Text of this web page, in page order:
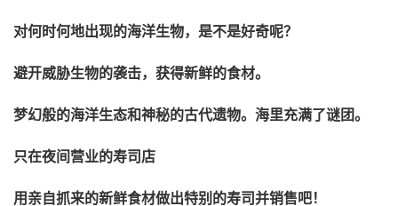
对何时何地出现的海洋生物，是不是好奇呢？
避开威胁生物的袭击，获得新鲜的食材。
梦幻般的海洋生态和神秘的古代遗物。海里充满了谜团。
只在夜间营业的寿司店
用亲自抓来的新鲜食材做出特别的寿司并销售吧！